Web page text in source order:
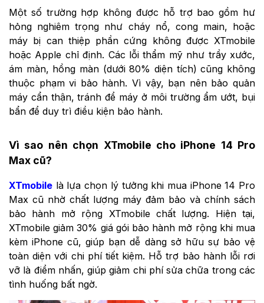
Một số trường hợp không được hỗ trợ bao gồm hư
hỏng nghiêm trọng như cháy nổ, cong main, hoặc
máy bị can thiệp phần cứng không được XTmobile
hoặc Apple chỉ định. Các lỗi thẩm mỹ như trầy xước,
ám màn, hồng màn (dưới 80% diện tích) cũng không
thuộc phạm vi bảo hành. Vì vậy, bạn nên bảo quản
máy cẩn thận, tránh để máy ở môi trường ẩm ướt, bụi
bẩn để duy trì điều kiện bảo hành.
Vì sao nên chọn XTmobile cho iPhone 14 Pro
Max cũ?
XTmobile là lựa chọn lý tưởng khi mua iPhone 14 Pro
Max cũ nhờ chất lượng máy đảm bảo và chính sách
bảo hành mở rộng XTmobile chất lượng. Hiện tại,
XTmobile giảm 30% giá gói bảo hành mở rộng khi mua
kèm iPhone cũ, giúp bạn dễ dàng sở hữu sự bảo vệ
toàn diện với chi phí tiết kiệm. Hỗ trợ bảo hành lỗi rơi
vỡ là điểm nhấn, giúp giảm chi phí sửa chữa trong các
tình huống bất ngờ.